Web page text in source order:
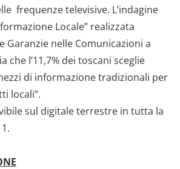
frequenze televisive. L’indagine
Locale” realizzata
Garanzie nelle Comunicazioni a
che l’11,7% dei toscani sceglie
di informazione tradizionali per
locali”.
sul digitale terrestre in tutta la